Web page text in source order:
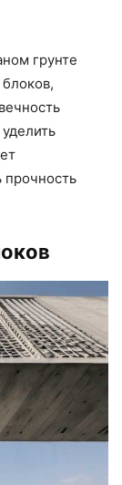
грунте
прочность